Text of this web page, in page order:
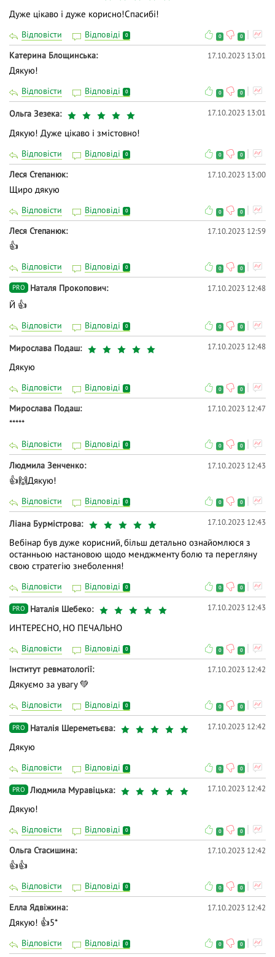
Дуже цікаво і дуже корисно!Спасибі!
Відповісти Відповіді 0 0 0
Катерина Блощинська 17.10.2023 13:01
Дякую!
Відповісти Відповіді 0 0 0
Ольга Зезека 17.10.2023 13:01
Дякую! Дуже цікаво і змістовно!
Відповісти Відповіді 0 0 0
Леся Степанюк 17.10.2023 13:00
Щиро дякую
Відповісти Відповіді 0 0 0
Леся Степанюк 17.10.2023 12:59
👍
Відповісти Відповіді 0 0 0
PRO Наталя Прокопович 17.10.2023 12:48
Й 👍
Відповісти Відповіді 0 0 0
Мирослава Подаш 17.10.2023 12:48
Дякую
Відповісти Відповіді 0 0 0
Мирослава Подаш 17.10.2023 12:47
*****
Відповісти Відповіді 0 0 0
Людмила Зенченко 17.10.2023 12:43
👍🙌Дякую!
Відповісти Відповіді 0 0 0
Ліана Бурмістрова 17.10.2023 12:43
Вебінар був дуже корисний, більш детально ознайомлюся з
останньою настановою щодо менджменту болю та перегляну
свою стратегію знеболення!
Відповісти Відповіді 0 0 0
PRO Наталія Шебеко 17.10.2023 12:43
ИНТЕРЕСНО, НО ПЕЧАЛЬНО
Відповісти Відповіді 0 0 0
Інститут ревматології 17.10.2023 12:42
Дякуємо за увагу 💚
Відповісти Відповіді 0 0 0
PRO Наталія Шереметьєва 17.10.2023 12:42
Дякую
Відповісти Відповіді 0 0 0
PRO Людмила Муравіцька 17.10.2023 12:42
Дякую!
Відповісти Відповіді 0 0 0
Ольга Стасишина 17.10.2023 12:42
👍👍
Відповісти Відповіді 0 0 0
Елла Ядвіжина 17.10.2023 12:42
Дякую! 👍5*
Відповісти Відповіді 0 0 0